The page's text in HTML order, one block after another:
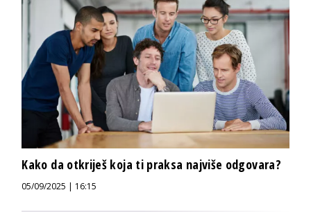
Kako da otkriješ koja ti praksa najviše odgovara?
05/09/2025 | 16:15